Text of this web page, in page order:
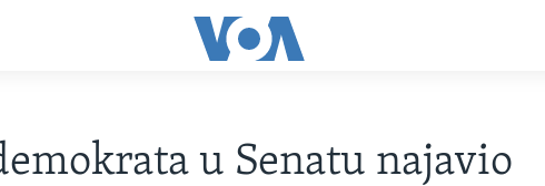
u Senatu najavio